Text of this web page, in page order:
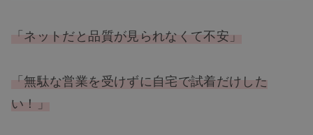
「ネットだと品質が見られなくて不安」
「無駄な営業を受けずに自宅で試着だけした
い！」